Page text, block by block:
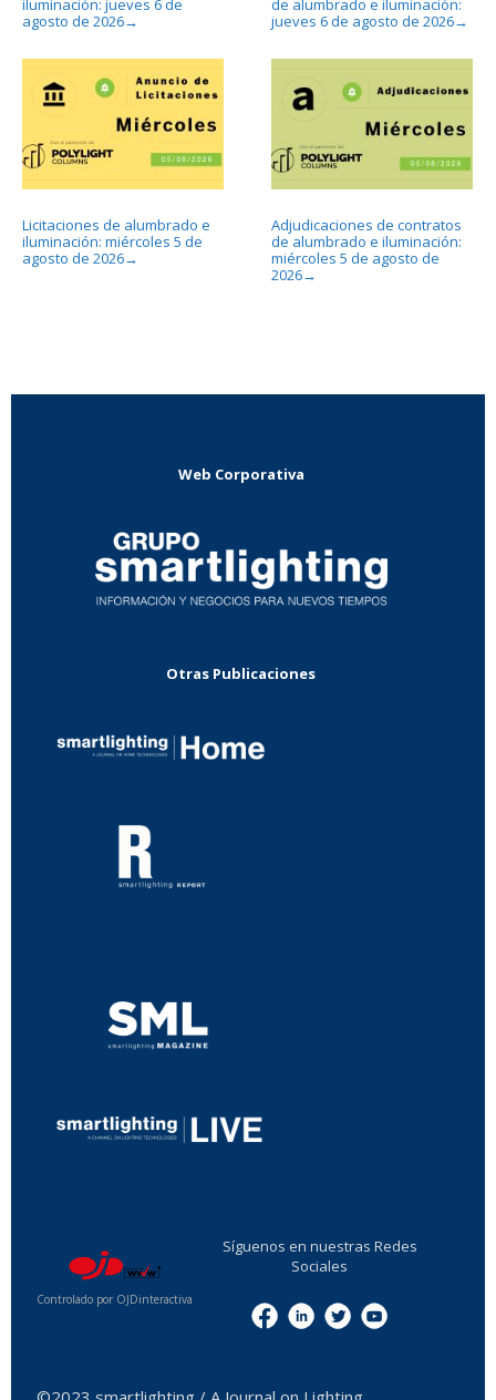
iluminación: jueves 6 de
agosto de 2026→
de alumbrado e iluminación:
jueves 6 de agosto de 2026→
Licitaciones de alumbrado e
iluminación: miércoles 5 de
agosto de 2026→
Adjudicaciones de contratos
de alumbrado e iluminación:
miércoles 5 de agosto de
2026→
Web Corporativa
Otras Publicaciones
Controlado por OJDinteractiva
Síguenos en nuestras Redes
Sociales